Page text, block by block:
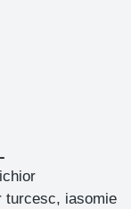
turcesc, iasomie